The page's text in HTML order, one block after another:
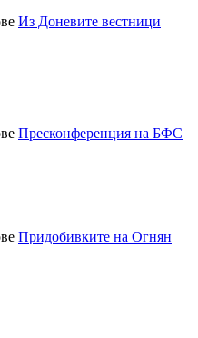
Из Доневите вестници
Пресконференция на БФС
Придобивките на Огнян